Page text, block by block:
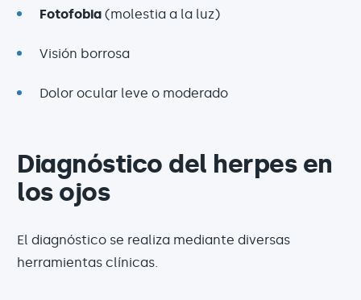
Fotofobia (molestia a la luz)
Visión borrosa
Dolor ocular leve o moderado
Diagnóstico del herpes en
los ojos
El diagnóstico se realiza mediante diversas
herramientas clínicas.